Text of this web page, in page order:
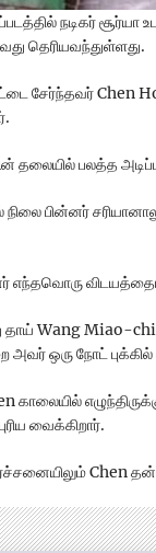
நடிகர்
தெரியவந்துள்ளது.
சேர்ந்தவர் Chen
தலையில் பலத்த
பின்னர்
தாய் Wang Miao-
ஒரு நோட் புக்கில்
காலையில்
வைக்கிறார்.
Chen